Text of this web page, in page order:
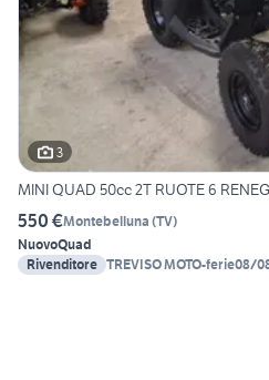
3
MINI QUAD 50cc 2T RUOTE 6
550 €Montebelluna (TV)
NuovoQuad
Rivenditore TREVISO MOTO-ferie08/